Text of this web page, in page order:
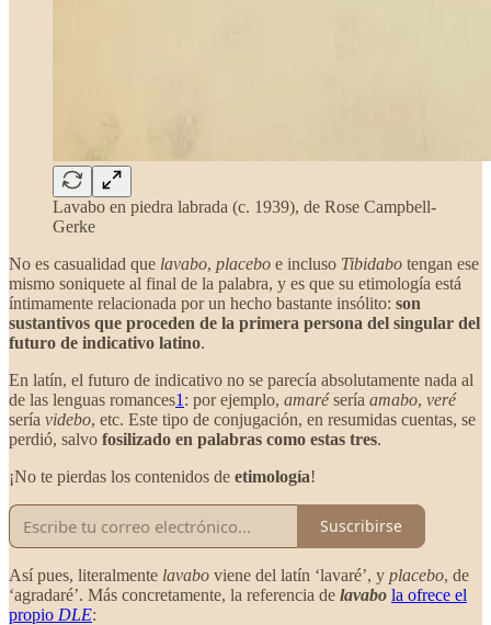
Lavabo en piedra labrada (c. 1939), de Rose Campbell-
Gerke
No es casualidad que lavabo, placebo e incluso Tibidabo tengan ese
mismo soniquete al final de la palabra, y es que su etimología está
íntimamente relacionada por un hecho bastante insólito: son
sustantivos que proceden de la primera persona del singular del
futuro de indicativo latino.
En latín, el futuro de indicativo no se parecía absolutamente nada al
de las lenguas romances1 : por ejemplo, amarésería amabo, veré
sería videbo, etc. Este tipo de conjugación, en resumidas cuentas, se
perdió, salvo fosilizado en palabras como estas tres.
¡No te pierdas los contenidos de etimología!
Suscribirse
Así pues, literalmente lavabo viene del latín ‘lavaré’, y placebo, de
‘agradaré’. Más concretamente, la referencia de lavabo la ofrece el
propio DLE: